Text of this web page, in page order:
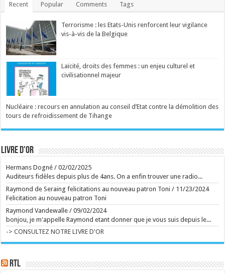
Helena participera à un concert caritatif pour les
autres artistes. ...
Ecrit le 06/08 13:42
André Le Nôtre, le seul devant qui s'inclinait Louis XIV
Jardinier en chef de Versailles depuis cinquante ans,
Alain Baraton a planté plus de 200 000 arbres. ...
"At the Place of Ghosts" : comment affronter les
spectres de son enfance ?
Ce film envoûtant explore le trauma de deux frères
ainsi que les traditions de leur peuple autochtone de
l'Est du Canada. Ce mercredi sur grand écran. ...
Venu d'Allemagne, un drame qui étudie les rapports
ce mercredi sur grand écran. ...
Dévoilé à Venise l'année dernière, un drame familial
l'impensable. À voir dès ce mercredi sur grand écran.
...
Ecrit le 06/08 10:44
Ecrit le 05/08 09:42
V2 Scriptrss
Recent Popular Comments Tags
Terrorisme : les Etats-Unis renforcent leur vigilance
vis-à-vis de la Belgique
Laïcité, droits des femmes : un enjeu culturel et
civilisationnel majeur
Nucléaire : recours en annulation au conseil d’Etat contre la démolition des
tours de refroidissement de Tihange
Livre d'or
Hermans Dogné /02/02/2025
Auditeurs fidèles depuis plus de 4ans. On a enfin trouver une radio...
Raymond de Seraing felicitations au nouveau patron Toni / 11/23/2024
Felicitation au nouveau patron Toni
Raymond Vandewalle /09/02/2024
bonjou, je m'appelle Raymond etant donner que je vous suis depuis le...
-> CONSULTEZ NOTRE LIVRE D'OR
RTL